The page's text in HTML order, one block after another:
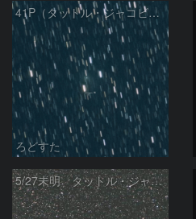
41P（タットル・ジャコビニ・クレサック彗星）
ろどすた
5/27未明 タットル・ジャコビニ・クレサーク彗星（41P）